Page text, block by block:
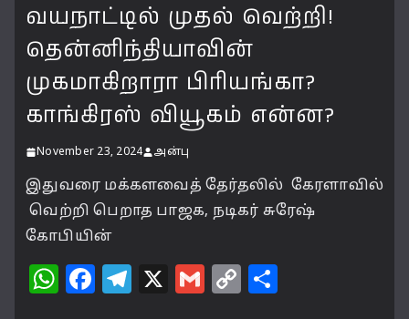
வயநாட்டில் முதல் வெற்றி!
தென்னிந்தியாவின்
முகமாகிறாரா பிரியங்கா?
காங்கிரஸ் வியூகம் என்ன?
November 23, 2024 அன்பு
இதுவரை மக்களவைத் தேர்தலில் கேரளாவில்
வெற்றி பெறாத பாஜக, நடிகர் சுரேஷ்
கோபியின்
W F
T
X
G
C